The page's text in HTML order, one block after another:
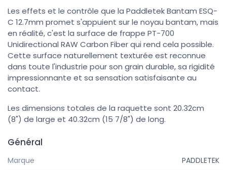
Les effets et le contrôle que la Paddletek Bantam ESQ-
C 12.7mm promet s'appuient sur le noyau bantam, mais
en réalité, c'est la surface de frappe PT-700
Unidirectional RAW Carbon Fiber qui rend cela possible.
Cette surface naturellement texturée est reconnue
dans toute l'industrie pour son grain durable, sa rigidité
impressionnante et sa sensation satisfaisante au
contact.
Les dimensions totales de la raquette sont 20.32cm
(8") de large et 40.32cm (15 7/8") de long.
Général
Marque
PADDLETEK